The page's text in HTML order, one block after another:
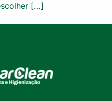
[…]